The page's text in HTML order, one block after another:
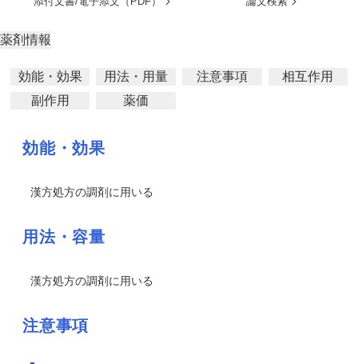
薬剤情報
効能・効果 用法・用量 注意事項
相互作用
副作用
薬価
効能・効果
漢方処方の調剤に用いる
用法・容量
漢方処方の調剤に用いる
注意事項